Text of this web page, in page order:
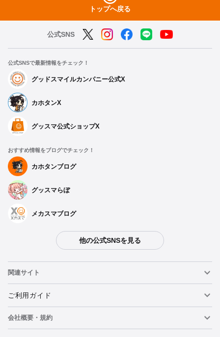
トップへ戻る
公式SNS
公式SNSで最新情報をチェック！
グッドスマイルカンパニー公式X
カホタンX
グッスマ公式ショップX
おすすめ情報をブログでチェック！
カホタンブログ
グッスマらぼ
メカスマブログ
他の公式SNSを見る
関連サイト
ねんどろいど
ねんどろいどフェイスメーカー
ご利用ガイド
重要なお知らせ
会社概要・規約